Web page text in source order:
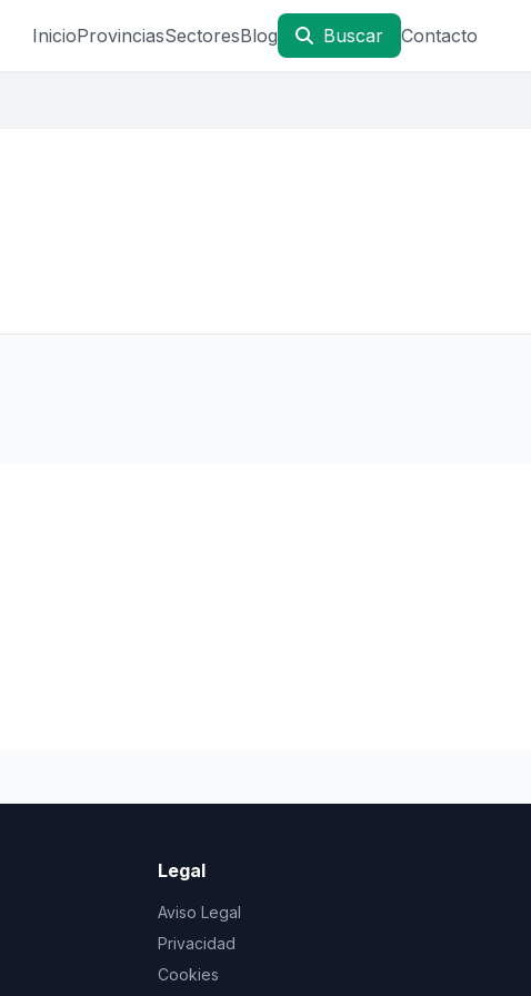
InicioProvinciasSectoresBlog Buscar Contacto
Legal
Aviso Legal
Privacidad
Cookies